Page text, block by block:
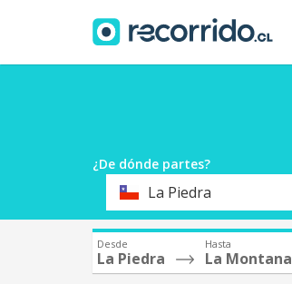
¿De dónde partes?
OrigenLa Piedra
Desde
La Piedra
Hasta
La Montana